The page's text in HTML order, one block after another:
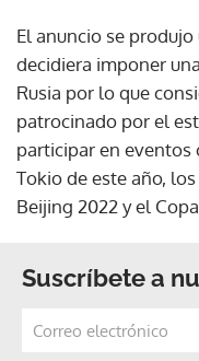
El anuncio se
decidiera imponer
Rusia por lo que
patrocinado por el
participar en eventos
Tokio de este año,
Beijing 2022 y el
Suscríbete a